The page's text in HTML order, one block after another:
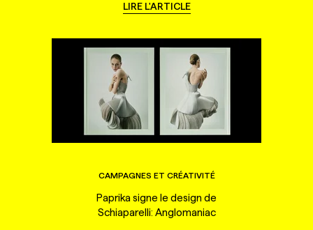
LIRE L'ARTICLE
CAMPAGNES ET CRÉATIVITÉ
Paprika signe le design de
Schiaparelli: Anglomaniac